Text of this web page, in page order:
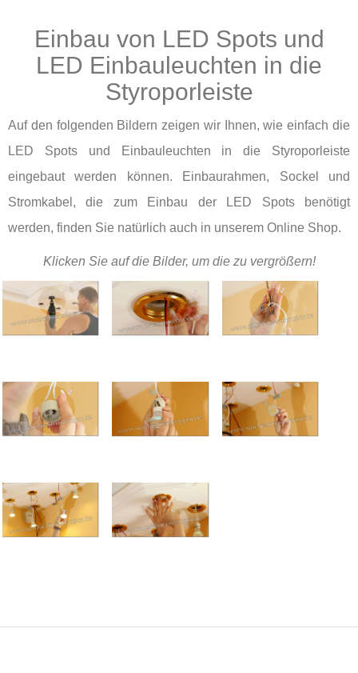
Einbau von LED Spots und
LED Einbauleuchten in die
Styroporleiste
Auf den folgenden Bildern zeigen wir Ihnen, wie einfach die
LED Spots und Einbauleuchten in die Styroporleiste
eingebaut werden können. Einbaurahmen, Sockel und
Stromkabel, die zum Einbau der LED Spots benötigt
werden, finden Sie natürlich auch in unserem Online Shop.
Klicken Sie auf die Bilder, um die zu vergrößern!